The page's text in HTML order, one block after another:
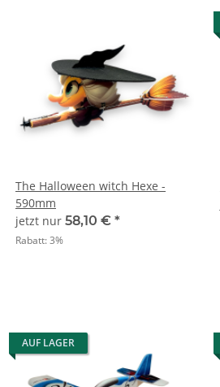
The Halloween witch Hexe -
590mm
jetzt nur 58,10 € *
Rabatt:3%
AUF LAGER